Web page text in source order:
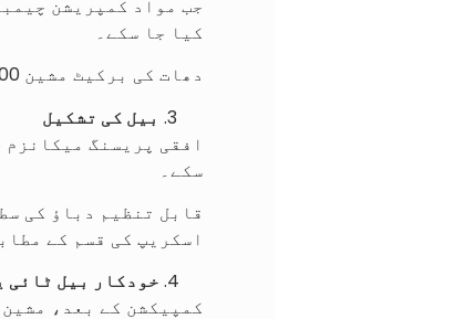
کیا جا سکے۔
دھات کی برکیٹ مشین 200 ٹن تک کے دباؤ تک پہنچ سکتی ہے، جس سے بیل انتہائی گھنی اور مستحکم ہوتی ہے۔
بیل کی تشکیل
افقی پریسنگ
سکے۔
قابل تنظیم دباؤ کی
اسکریپ کی قسم کے
خودکار بیل ٹائی
کمپیکشن کے بعد،